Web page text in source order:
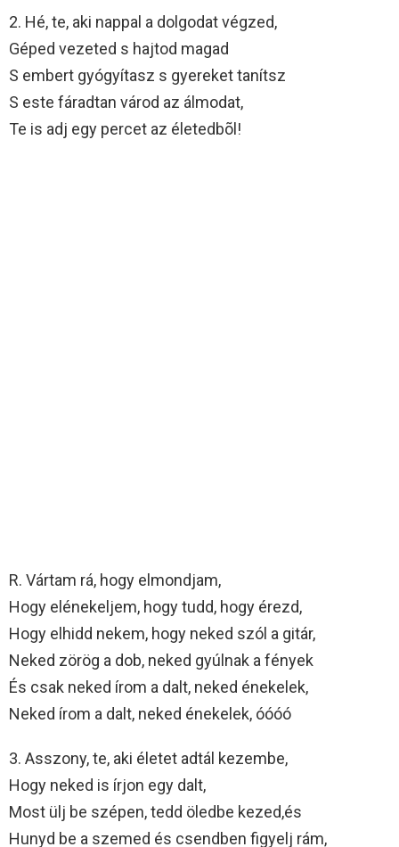
2. Hé, te, aki nappal a dolgodat végzed,
Géped vezeted s hajtod magad
S embert gyógyítasz s gyereket tanítsz
S este fáradtan várod az álmodat,
Te is adj egy percet az életedbõl!
R. Vártam rá, hogy elmondjam,
Hogy elénekeljem, hogy tudd, hogy érezd,
Hogy elhidd nekem, hogy neked szól a gitár,
Neked zörög a dob, neked gyúlnak a fények
És csak neked írom a dalt, neked énekelek,
Neked írom a dalt, neked énekelek, óóóó
3. Asszony, te, aki életet adtál kezembe,
Hogy neked is írjon egy dalt,
Most ülj be szépen, tedd öledbe kezed,és
Hunyd be a szemed és csendben figyelj rám,